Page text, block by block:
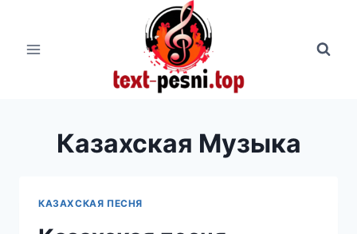
содержимому
Казахская Музыка
КАЗАХСКАЯ ПЕСНЯ